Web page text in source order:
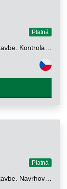
Platná
Platná